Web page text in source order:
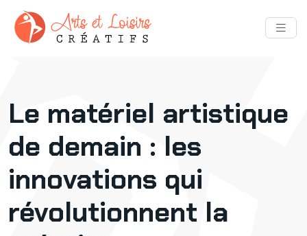
Le matériel artistique
de demain : les
innovations qui
révolutionnent la